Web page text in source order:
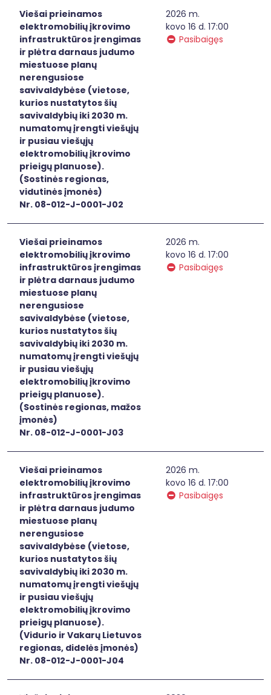
Viešai prieinamos
elektromobilių įkrovimo
infrastruktūros įrengimas
ir plėtra darnaus judumo
miestuose planų
nerengusiose
savivaldybėse (vietose,
kurios nustatytos šių
savivaldybių iki 2030 m.
numatomų įrengti viešųjų
ir pusiau viešųjų
elektromobilių įkrovimo
prieigų planuose).
(Sostinės regionas,
vidutinės įmonės)
Nr. 08-012-J-0001-J02
2026 m.
kovo 16 d. 17:00
Pasibaigęs
Viešai prieinamos
elektromobilių įkrovimo
infrastruktūros įrengimas
ir plėtra darnaus judumo
miestuose planų
nerengusiose
savivaldybėse (vietose,
kurios nustatytos šių
savivaldybių iki 2030 m.
numatomų įrengti viešųjų
ir pusiau viešųjų
elektromobilių įkrovimo
prieigų planuose).
(Sostinės regionas, mažos
įmonės)
Nr. 08-012-J-0001-J03
2026 m.
kovo 16 d. 17:00
Pasibaigęs
Viešai prieinamos
elektromobilių įkrovimo
infrastruktūros įrengimas
ir plėtra darnaus judumo
miestuose planų
nerengusiose
savivaldybėse (vietose,
kurios nustatytos šių
savivaldybių iki 2030 m.
numatomų įrengti viešųjų
ir pusiau viešųjų
elektromobilių įkrovimo
prieigų planuose).
(Vidurio ir Vakarų Lietuvos
regionas, didelės įmonės)
Nr. 08-012-J-0001-J04
2026 m.
kovo 16 d. 17:00
Pasibaigęs